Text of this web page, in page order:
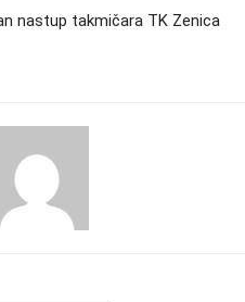
nastup takmičara TK Zenica